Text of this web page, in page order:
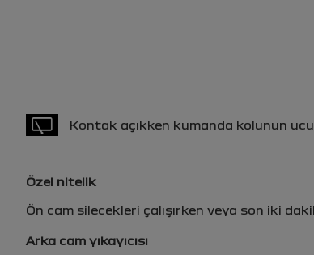
Kontak açıkken kumanda kolunun
Özel nitelik
Ön cam silecekleri çalışırken veya son iki
Arka cam yıkayıcısı